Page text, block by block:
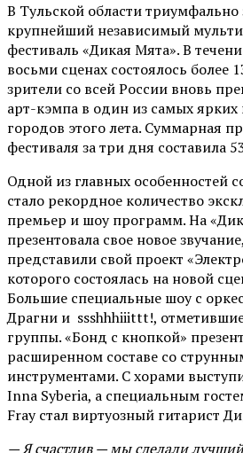
В Тульской области триумфально
крупнейший независимый
фестиваль «Дикая Мята». В
восьми сценах состоялось более
зрители со всей России вновь
арт-кэмпа в один из самых
городов этого лета. Суммарная
фестиваля за три дня составила
Одной из главных особенностей
стало рекордное количество
премьер и шоу программ. На
презентовала свое новое
представили свой проект
которого состоялась на новой
Большие специальные шоу с
Драгни и ssshhhiiittt!,
группы. «Бонд с кнопкой»
расширенном составе со
инструментами. С хорами
Inna Syberia, а специальным
Fray стал виртуозный гитарист
— Я счастлив — мы сделали